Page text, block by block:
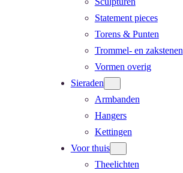
Statement pieces
Torens & Punten
Trommel- en zakstenen
Vormen overig
Sieraden
Armbanden
Hangers
Kettingen
Voor thuis
Theelichten